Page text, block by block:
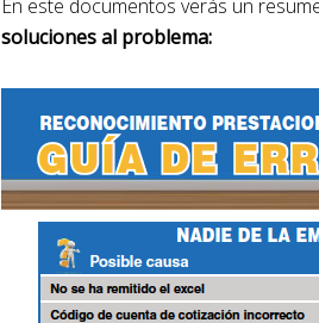
En este documentos verás un
soluciones al problema: